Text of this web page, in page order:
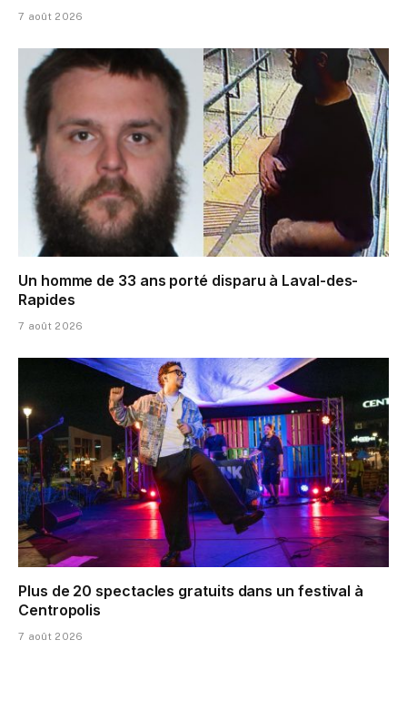
7 août 2026
Un homme de 33 ans porté disparu à Laval-des-
Rapides
7 août 2026
Plus de 20 spectacles gratuits dans un festival à
Centropolis
7 août 2026